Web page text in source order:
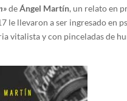
deÁngel Martín, un relato en
llevaron a ser ingresado en
vitalista y con pinceladas de